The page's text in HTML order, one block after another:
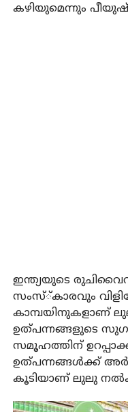
കഴിയുമെന്നും
ഇന്ത്യയുടെ
സംസ്്കാരവും
കാമ്പയിനുകളാണ്
ഉത്പന്നങ്ങളുടെ
സമൂഹത്തിന്
ഉത്പന്നങ്ങള്‍ക്ക്
കൂടിയാണ് ലുലു